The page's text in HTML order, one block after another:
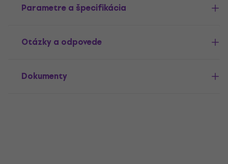
Parametre a špecifikácia
Otázky a odpovede
Dokumenty